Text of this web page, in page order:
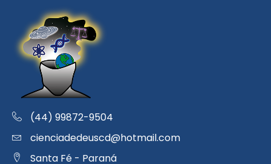
(44) 99872-9504
cienciadedeuscd@hotmail.com
Santa Fé - Paraná